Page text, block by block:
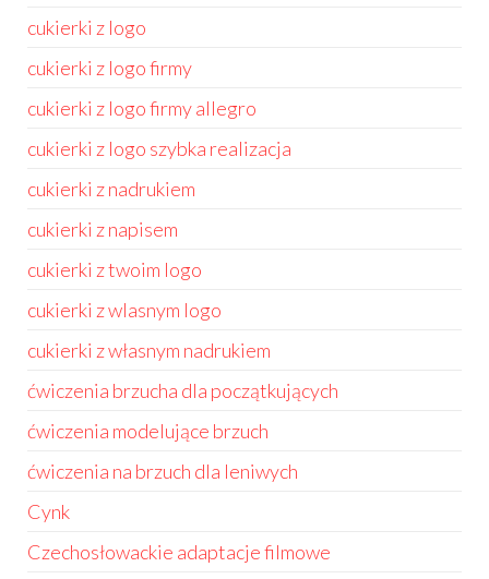
cukierki z logo
cukierki z logo firmy
cukierki z logo firmy allegro
cukierki z logo szybka realizacja
cukierki z nadrukiem
cukierki z napisem
cukierki z twoim logo
cukierki z wlasnym logo
cukierki z własnym nadrukiem
ćwiczenia brzucha dla początkujących
ćwiczenia modelujące brzuch
ćwiczenia na brzuch dla leniwych
Cynk
Czechosłowackie adaptacje filmowe